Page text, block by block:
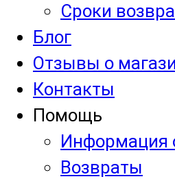
Сроки
Блог
Отзывы о
Контакты
Помощь
Информация
Возвраты